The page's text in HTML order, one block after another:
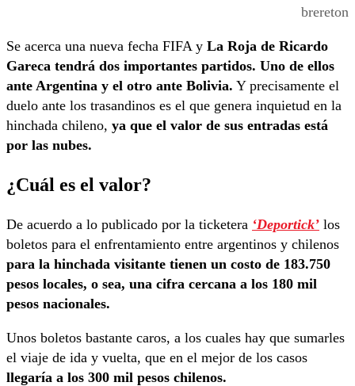
brereton
Se acerca una nueva fecha FIFA y La Roja de Ricardo
Gareca tendrá dos importantes partidos. Uno de ellos
ante Argentina y el otro ante Bolivia. Y precisamente el
duelo ante los trasandinos es el que genera inquietud en la
hinchada chileno, ya que el valor de sus entradas está
por las nubes.
¿Cuál es el valor?
De acuerdo a lo publicado por la ticketera ‘Deportick’ los
boletos para el enfrentamiento entre argentinos y chilenos
para la hinchada visitante tienen un costo de 183.750
pesos locales, o sea, una cifra cercana a los 180 mil
pesos nacionales.
Unos boletos bastante caros, a los cuales hay que sumarles
el viaje de ida y vuelta, que en el mejor de los casos
llegaría a los 300 mil pesos chilenos.